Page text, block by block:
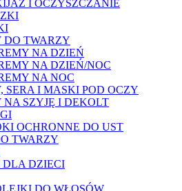
I OCZYSZCZANIE
DO TWARZY
NA DZIEŃ
NA DZIEŃ/NOC
NA NOC
SERA I MASKI POD OCZY
NA SZYJĘ I DEKOLT
OCHRONNE DO UST
TWARZY
DZIECI
DO WŁOSÓW